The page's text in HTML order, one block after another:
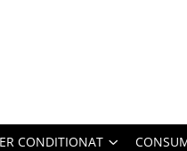
CONDITIONAT